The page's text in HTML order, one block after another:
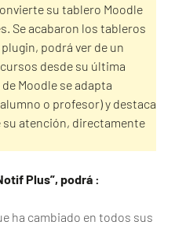
su tablero Moodle
Se acabaron los tableros
podrá ver de un
desde su última
Moodle se adapta
o profesor) y destaca
atención, directamente
Plus”, podrá :
ha cambiado en todos sus